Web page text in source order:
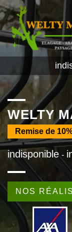
WELTY
Remise de
indisponible -
NOS